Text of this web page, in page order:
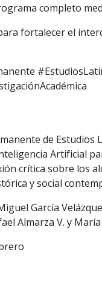
completo
fortalecer el
de
Artificial
crítica sobre los
y social
García
Almarza V. y